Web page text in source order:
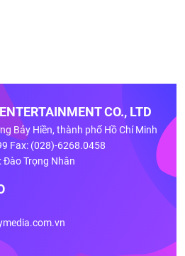
CO., LTD
Bảy Hiền, thành phố Hồ Chí Minh
Fax: (028)-6268.0458
Đào Trọng Nhân